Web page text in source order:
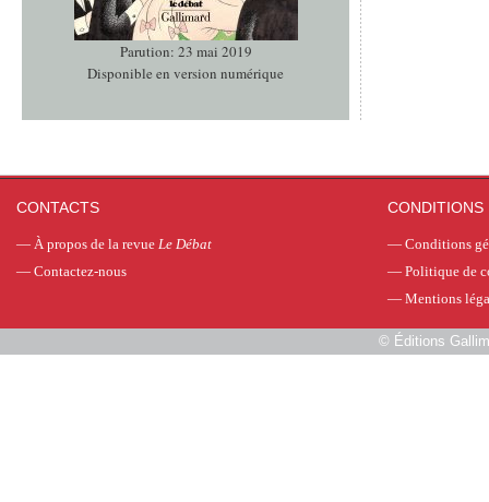
Parution: 23 mai 2019
Disponible en version numérique
CONTACTS
— À propos de la revue Le Débat
— Contactez-nous
CONDITIONS
— Conditions
— Politique de
— Mentions
© Éditions